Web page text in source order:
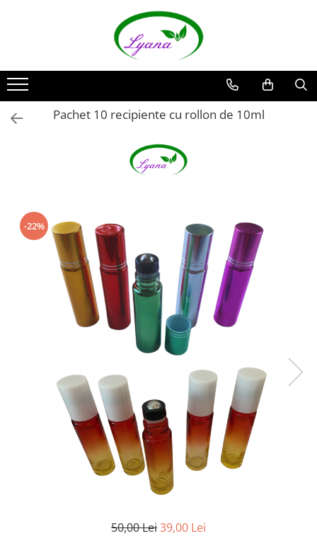
Sticlute rollon si creioane
aromaterapie
Sticlute cu pulverizator spray
Sticlute cu picurator si sticlute cu
Borcane pentru creme si sticlute
pentru lotiuni
Pachet 10 recipiente cu rollon de 10ml
-22%
50,00 Lei39,00 Lei